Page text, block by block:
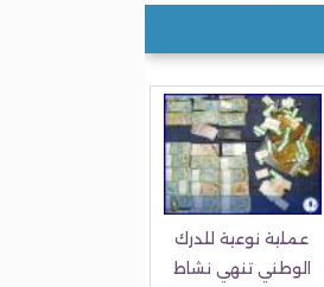
عملية نوعية للدرك
الوطني تنهي نشاط